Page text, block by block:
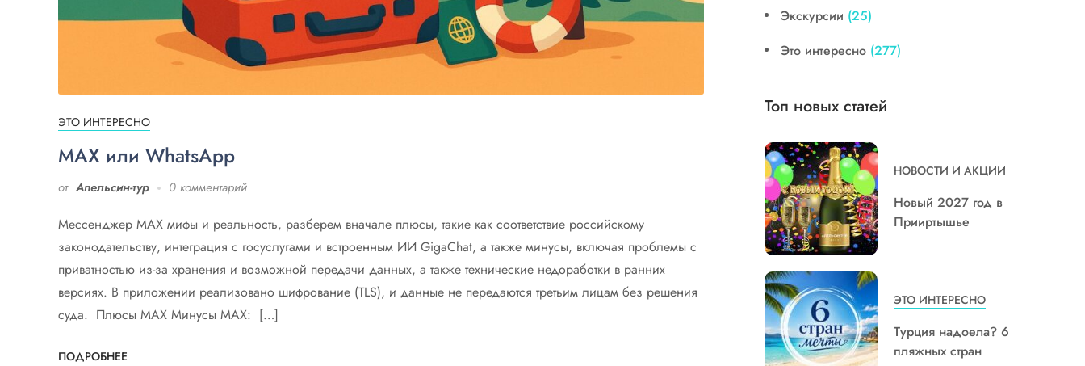
ЭТО ИНТЕРЕСНО
MAX или WhatsApp
от Апельсин-тур 0 комментарий
Мессенджер MAX мифы и реальность, разберем вначале плюсы, такие как соответствие российскому
законодательству, интеграция с госуслугами и встроенным ИИ GigaChat, а также минусы, включая проблемы с
приватностью из-за хранения и возможной передачи данных, а также технические недоработки в ранних
версиях. В приложении реализовано шифрование (TLS), и данные не передаются третьим лицам без решения
суда. Плюсы MAX Минусы MAX: […]
ПОДРОБНЕЕ
Экскурсии (25)
Это интересно (277)
Топ новых статей
НОВОСТИ И АКЦИИ
Новый 2027 год в
Прииртышье
ЭТО ИНТЕРЕСНО
Турция надоела? 6
пляжных стран